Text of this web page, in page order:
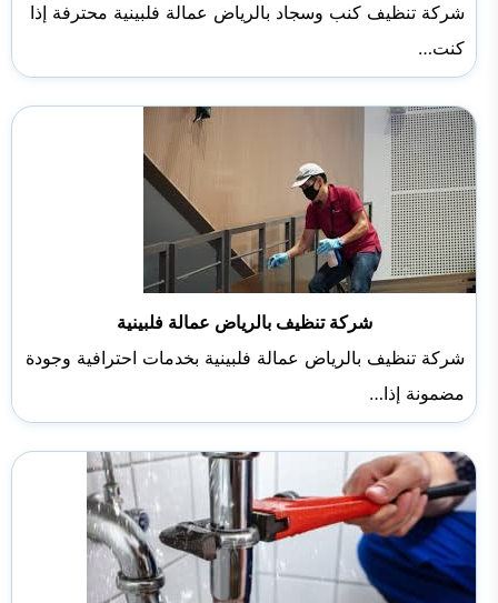
شركة تنظيف كنب وسجاد بالرياض عمالة فلبينية محترفة إذا
كنت…
شركة تنظيف بالرياض عمالة فلبينية
شركة تنظيف بالرياض عمالة فلبينية بخدمات احترافية وجودة
مضمونة إذا…